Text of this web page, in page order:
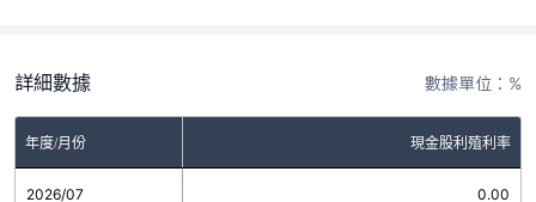
詳細數據 數據單位：%
年度/月份 現金股利殖利率
2026/07 0.00